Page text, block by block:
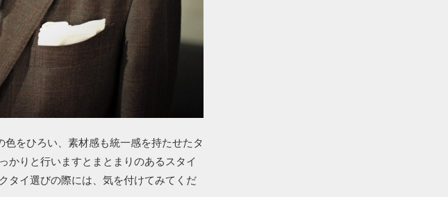
をひろい、素材感も統一感を持たせたタ
かりと行いますとまとまりのあるスタイ
タイ選びの際には、気を付けてみてくだ